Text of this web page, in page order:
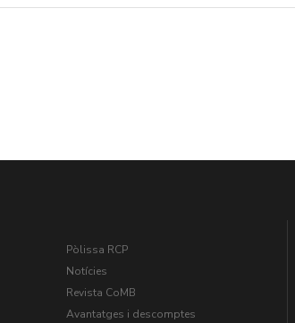
Pòlissa RCP
Notícies
Revista CoMB
Avantatges i descomptes